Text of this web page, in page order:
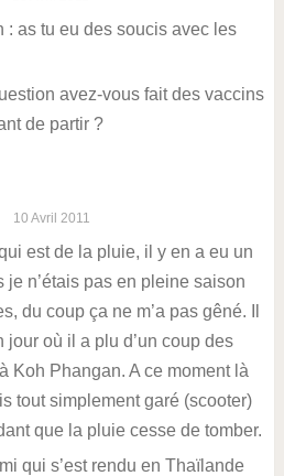
: as tu eu des soucis avec les
avez-vous fait des vaccins
de partir ?
10 Avril 2011
est de la pluie, il y en a eu un
je n’étais pas en pleine saison
du coup ça ne m’a pas gêné. Il
jour où il a plu d’un coup des
Koh Phangan. A ce moment là
tout simplement garé (scooter)
que la pluie cesse de tomber.
qui s’est rendu en Thaïlande